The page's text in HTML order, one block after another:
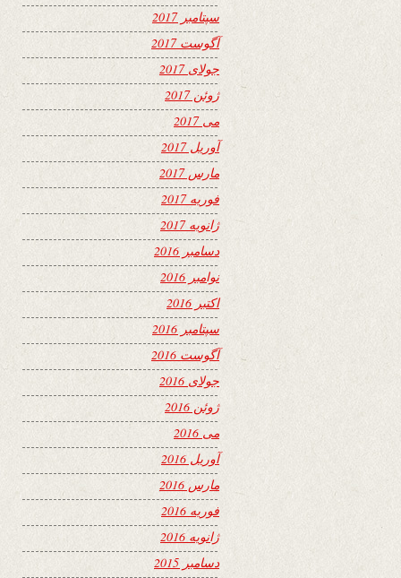
سپتامبر 2017
آگوست 2017
جولای 2017
ژوئن 2017
می 2017
آوریل 2017
مارس 2017
فوریه 2017
ژانویه 2017
دسامبر 2016
نوامبر 2016
اکتبر 2016
سپتامبر 2016
آگوست 2016
جولای 2016
ژوئن 2016
می 2016
آوریل 2016
مارس 2016
فوریه 2016
ژانویه 2016
دسامبر 2015